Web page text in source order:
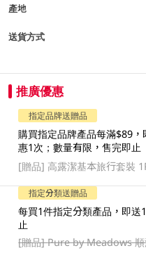
產地
送貨方式
推廣優惠
指定品牌送贈品
購買指定品牌產品每滿$89
惠1次；數量有限，售完即止
[贈品] 高露潔基本旅行套裝
指定分類送贈品
每買1件指定分類產品，即送
止
[贈品]Pure by Meadows